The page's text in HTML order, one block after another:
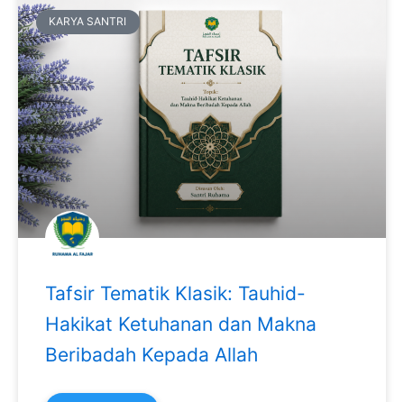
KARYA SANTRI
Tafsir Tematik Klasik: Tauhid-
Hakikat Ketuhanan dan Makna
Beribadah Kepada Allah